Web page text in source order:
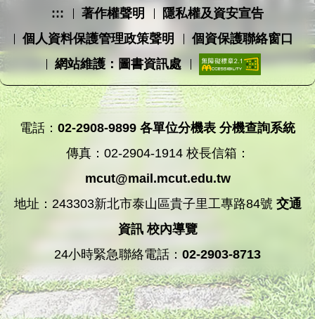
::: 著作權聲明
隱私權及資安宣告
個人資料保護管理政策聲明
個資保護聯絡窗口
網站維護：圖書資訊處
電話： 02-2908-9899 各單位分機表 分機查詢系統
傳真：02-2904-1914 校長信箱：
mcut@mail.mcut.edu.tw
地址：243303新北市泰山區貴子里工專路84號 交通
資訊 校內導覽
24小時緊急聯絡電話： 02-2903-8713